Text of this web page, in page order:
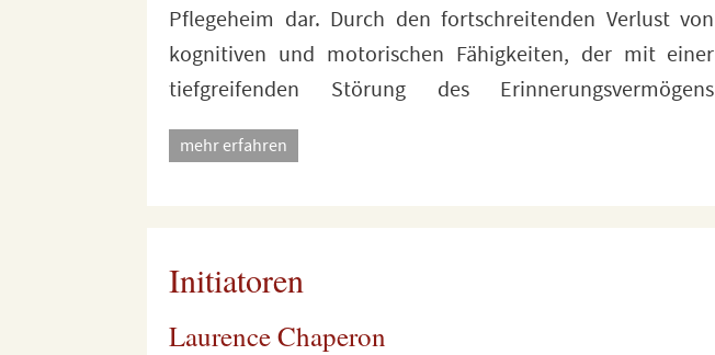
Pflegeheim dar. Durch den fortschreitenden Verlust von
kognitiven und motorischen Fähigkeiten, der mit einer
tiefgreifenden Störung des Erinnerungsvermögens
Debatte über den zukünftigen Umgang mit
mehr erfahren
Initiatoren
Laurence Chaperon